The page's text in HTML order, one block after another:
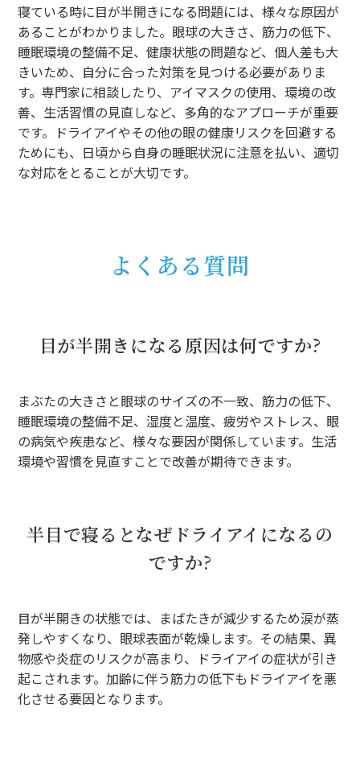
寝ている時に目が半開きになる問題には、様々な原因が
あることがわかりました。眼球の大きさ、筋力の低下、
睡眠環境の整備不足、健康状態の問題など、個人差も大
きいため、自分に合った対策を見つける必要がありま
す。専門家に相談したり、アイマスクの使用、環境の改
善、生活習慣の見直しなど、多角的なアプローチが重要
です。ドライアイやその他の眼の健康リスクを回避する
ためにも、日頃から自身の睡眠状況に注意を払い、適切
な対応をとることが大切です。
よくある質問
目が半開きになる原因は何ですか?
まぶたの大きさと眼球のサイズの不一致、筋力の低下、
睡眠環境の整備不足、湿度と温度、疲労やストレス、眼
の病気や疾患など、様々な要因が関係しています。生活
環境や習慣を見直すことで改善が期待できます。
半目で寝るとなぜドライアイになるの
ですか?
目が半開きの状態では、まばたきが減少するため涙が蒸
発しやすくなり、眼球表面が乾燥します。その結果、異
物感や炎症のリスクが高まり、ドライアイの症状が引き
起こされます。加齢に伴う筋力の低下もドライアイを悪
化させる要因となります。